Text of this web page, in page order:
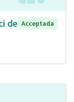
de Acceptada